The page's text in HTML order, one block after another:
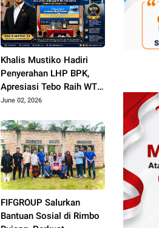
Khalis Mustiko Hadiri
Penyerahan LHP BPK,
Apresiasi Tebo Raih WTP
ke 11
June 02, 2026
FIFGROUP Salurkan
Bantuan Sosial di Rimbo